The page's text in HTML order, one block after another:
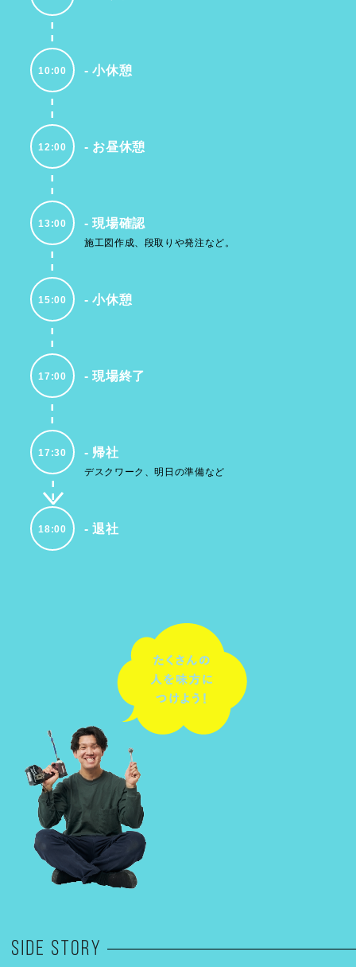
10:00 小休憩
12:00 お昼休憩
13:00 現場確認
施工図作成、段取りや発注など。
15:00 小休憩
17:00 現場終了
17:30 帰社
デスクワーク、明日の準備など
18:00 退社